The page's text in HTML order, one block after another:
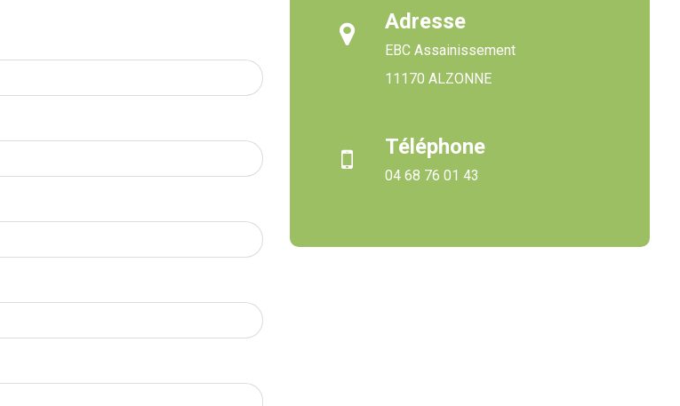
Adresse
EBC Assainissement
11170 ALZONNE
Téléphone
04 68 76 01 43